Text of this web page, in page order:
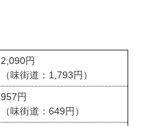
2,090円
（味街道：1,793円）
957円
（味街道：649円）